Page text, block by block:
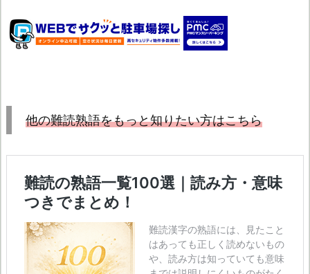
他の難読熟語をもっと知りたい方はこちら